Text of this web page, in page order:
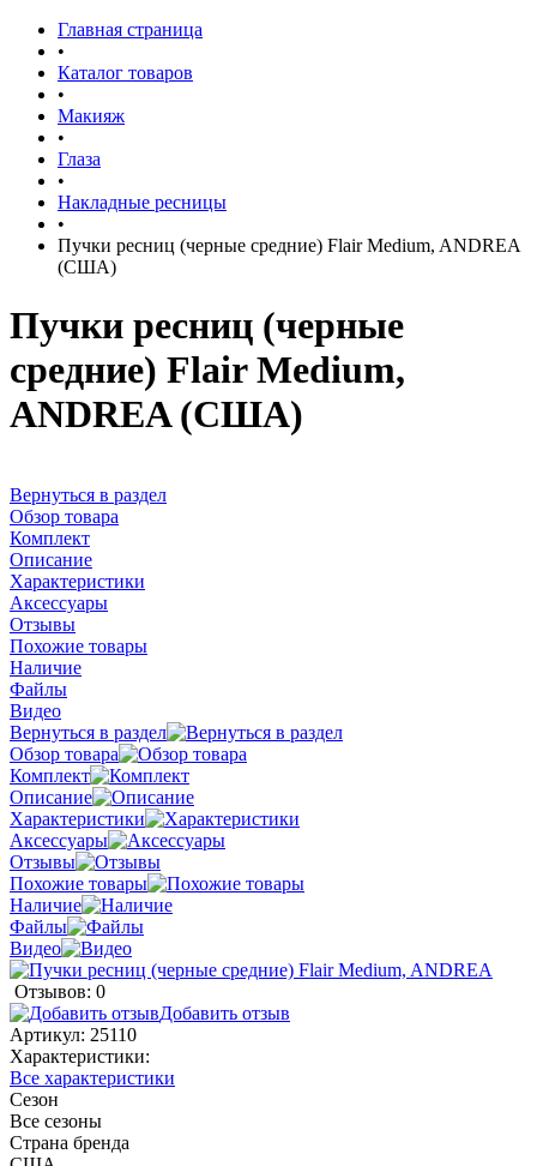
Главная страница
•
Каталог товаров
•
Макияж
•
Глаза
•
Накладные ресницы
•
Пучки ресниц (черные средние) Flair Medium, ANDREA
(США)
Пучки ресниц (черные
средние) Flair Medium,
ANDREA (США)
Вернуться в раздел
Обзор товара
Комплект
Описание
Характеристики
Аксессуары
Отзывы
Похожие товары
Наличие
Файлы
Видео
Вернуться в раздел
Обзор товара
Комплект
Описание
Характеристики
Аксессуары
Отзывы
Похожие товары
Наличие
Файлы
Видео
Отзывов: 0
Добавить отзыв
Артикул: 25110
Характеристики:
Все характеристики
Сезон
Все сезоны
Страна бренда